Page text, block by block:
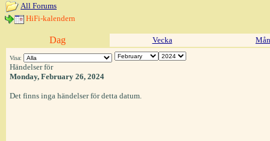
All Forums
HiFi-kalendern
Dag Vecka
Visa:
Händelser för
Monday, February 26, 2024
Det finns inga händelser för detta datum.